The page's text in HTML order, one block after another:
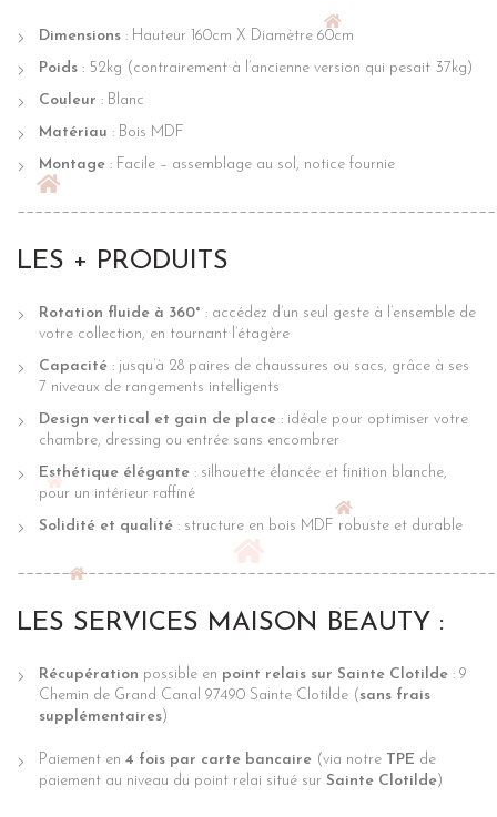
Dimensions : Hauteur 160cm X Diamètre 60cm
Poids : 52kg (contrairement à l’ancienne version qui pesait 37kg)
Couleur : Blanc
Matériau : Bois MDF
Montage : Facile – assemblage au sol, notice fournie
LES + PRODUITS
Rotation fluide à 360° : accédez d’un seul geste à l’ensemble de
votre collection, en tournant l’étagère
Capacité : jusqu’à 28 paires de chaussures ou sacs, grâce à ses
7 niveaux de rangements intelligents
Design vertical et gain de place : idéale pour optimiser votre
chambre, dressing ou entrée sans encombrer
Esthétique élégante : silhouette élancée et finition blanche,
pour un intérieur raffiné
Solidité et qualité : structure en bois MDF robuste et durable
LES SERVICES MAISON BEAUTY :
Récupération possible en point relais sur Sainte Clotilde : 9
Chemin de Grand Canal 97490 Sainte Clotilde ( sans frais
supplémentaires)
Paiement en 4 fois par carte bancaire (via notre TPE de
paiement au niveau du point relai situé sur Sainte Clotilde)